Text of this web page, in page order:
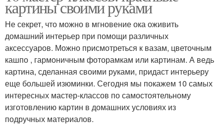
картины своими руками
Не секрет, что можно в мгновение ока оживить
домашний интерьер при помощи различных
аксессуаров. Можно присмотреться к вазам, цветочным
кашпо , гармоничным фоторамкам или картинам. А ведь
картина, сделанная своими руками, придаст интерьеру
еще большей изюминки. Сегодня мы покажем 10 самых
интересных мастер-классов по самостоятельному
изготовлению картин в домашних условиях из
подручных материалов.